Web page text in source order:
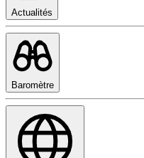
Actualités
Baromètre